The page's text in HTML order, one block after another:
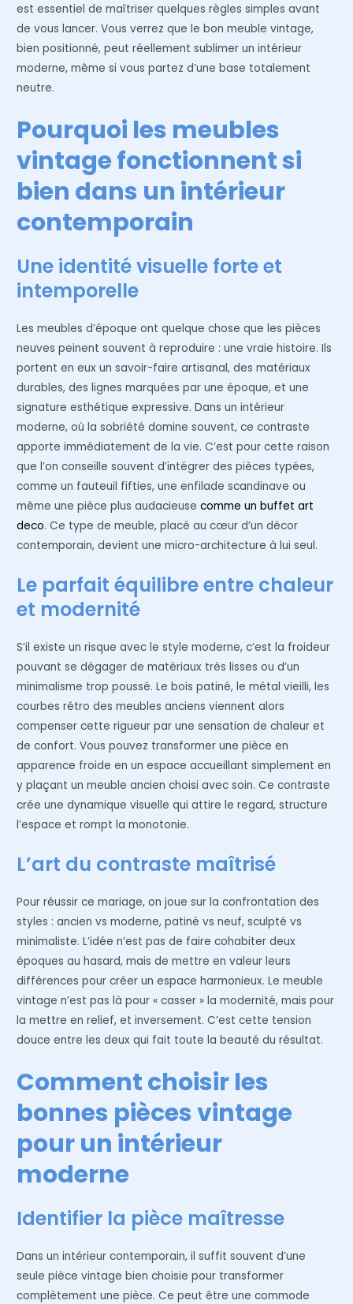
est essentiel de maîtriser quelques règles simples avant
de vous lancer. Vous verrez que le bon meuble vintage,
bien positionné, peut réellement sublimer un intérieur
moderne, même si vous partez d’une base totalement
neutre.
Pourquoi les meubles
vintage fonctionnent si
bien dans un intérieur
contemporain
Une identité visuelle forte et
intemporelle
Les meubles d’époque ont quelque chose que les pièces
neuves peinent souvent à reproduire : une vraie histoire. Ils
portent en eux un savoir-faire artisanal, des matériaux
durables, des lignes marquées par une époque, et une
signature esthétique expressive. Dans un intérieur
moderne, où la sobriété domine souvent, ce contraste
apporte immédiatement de la vie. C’est pour cette raison
que l’on conseille souvent d’intégrer des pièces typées,
comme un fauteuil fifties, une enfilade scandinave ou
même une pièce plus audacieusecomme un buffet art
deco. Ce type de meuble, placé au cœur d’un décor
contemporain, devient une micro-architecture à lui seul.
Le parfait équilibre entre chaleur
et modernité
S’il existe un risque avec le style moderne, c’est la froideur
pouvant se dégager de matériaux très lisses ou d’un
minimalisme trop poussé. Le bois patiné, le métal vieilli, les
courbes rétro des meubles anciens viennent alors
compenser cette rigueur par une sensation de chaleur et
de confort. Vous pouvez transformer une pièce en
apparence froide en un espace accueillant simplement en
y plaçant un meuble ancien choisi avec soin. Ce contraste
crée une dynamique visuelle qui attire le regard, structure
l’espace et rompt la monotonie.
L’art du contraste maîtrisé
Pour réussir ce mariage, on joue sur la confrontation des
styles : ancien vs moderne, patiné vs neuf, sculpté vs
minimaliste. L’idée n’est pas de faire cohabiter deux
époques au hasard, mais de mettre en valeur leurs
différences pour créer un espace harmonieux. Le meuble
vintage n’est pas là pour « casser » la modernité, mais pour
la mettre en relief, et inversement. C’est cette tension
douce entre les deux qui fait toute la beauté du résultat.
Comment choisir les
bonnes pièces vintage
pour un intérieur
moderne
Identifier la pièce maîtresse
Dans un intérieur contemporain, il suffit souvent d’une
seule pièce vintage bien choisie pour transformer
complètement une pièce. Ce peut être une commode